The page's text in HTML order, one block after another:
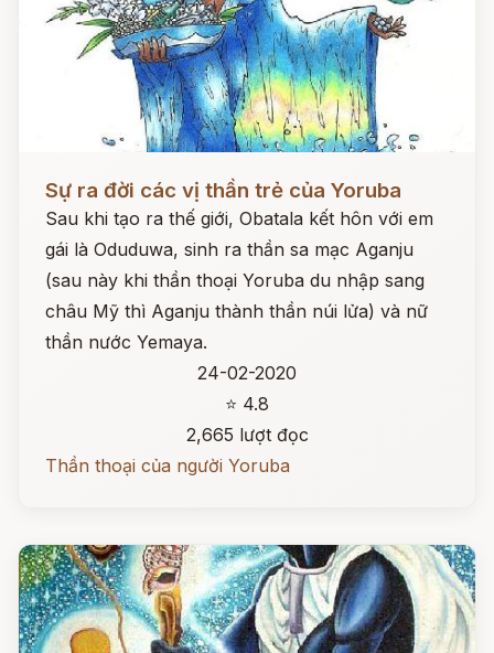
Sự ra đời các vị thần trẻ của Yoruba
Sau khi tạo ra thế giới, Obatala kết hôn với em
gái là Oduduwa, sinh ra thần sa mạc Aganju
(sau này khi thần thoại Yoruba du nhập sang
châu Mỹ thì Aganju thành thần núi lửa) và nữ
thần nước Yemaya.
24-02-2020
⭐ 4.8
2,665 lượt đọc
Thần thoại của người Yoruba